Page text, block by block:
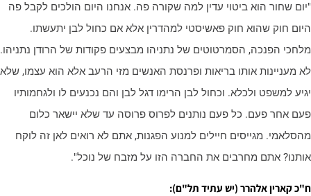
שחור הוא ביטוי עדין למה שקורה פה. אנחנו היום הולכים לקבל פה
חוק שהוא חוק פאשיסטי למהדרין אלא אם כחול לבן יתעשתו.
הפנכה, הסמרטוטים של נתניהו מבצעים פקודות של הרודן נתניהו.
מעניינות אותו בריאות ופרנסת האנשים מזי הרעב אלא הוא עצמו, שלא
למשפט ולכלא. וכחול לבן הרימו דגל לבן והם נכנעים לו ולגחמותיו
אחר פעם. כל פעם נותנים לפרוס פרוסה עד שלא יישאר כלום
מגייסים חיילים למנוע הפגנות, אתם לא רואים לאן זה לוקח
אתם מחרבים את החברה הזו על מזבח של נוכל".
קארין אלהרר (יש עתיד תל"ם):